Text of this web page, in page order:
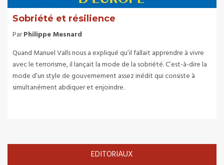
Sobriété et résilience
ParPhilippe Mesnard
Quand Manuel Valls nous a expliqué qu’il fallait apprendre à vivre
avec le terrorisme, il lançait la mode de la sobriété. C’est-à-dire la
mode d’un style de gouvernement assez inédit qui consiste à
simultanément abdiquer et enjoindre.
EDITORIAUX